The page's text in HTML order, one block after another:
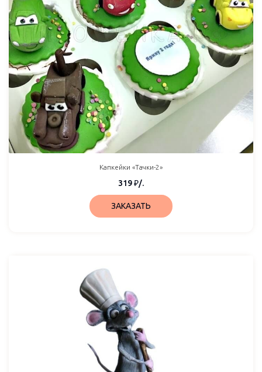
Капкейки «Тачки-2»
319₽/.
ЗАКАЗАТЬ